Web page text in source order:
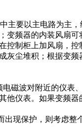
主要以主电路为主
变频器的内装风扇
控制柜上加风扇，
灰尘堆积；根据变
磁波对附近的仪表
他仪表。如果变频
现保护，则考虑整